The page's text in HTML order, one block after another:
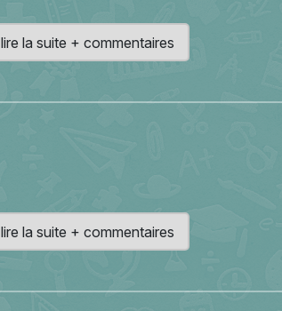
lire la suite + commentaires
lire la suite + commentaires